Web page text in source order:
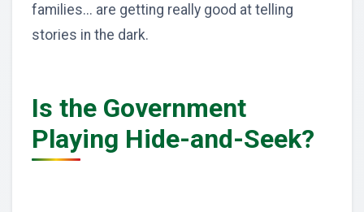
families... are getting really good at telling
stories in the dark.
Is the Government
Playing Hide-and-Seek?